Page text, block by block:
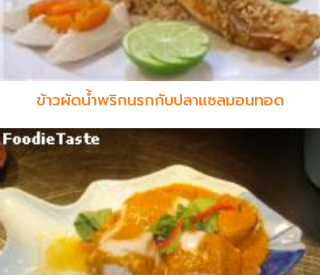
ข้าวผัดน้ำพริกนรกกับปลาแซลมอนทอด